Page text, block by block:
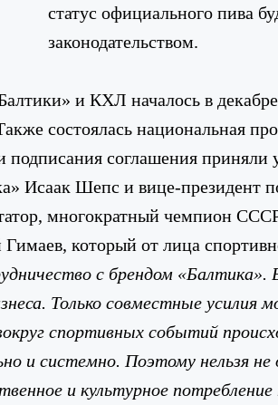
статус официального пива
законодательством.
и КХЛ началось в
состоялась национальная
подписания соглашения приняли
Исаак Шепс и вице-президент
многократный чемпион
который от лица
с брендом «Балтика».
Только совместные
спортивных событий
и системно. Поэтому нельзя
и культурное